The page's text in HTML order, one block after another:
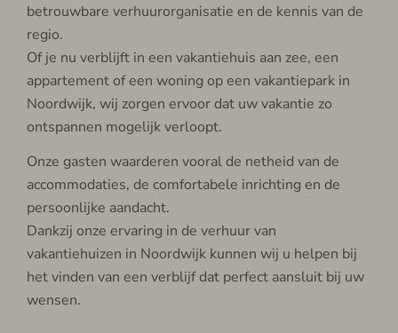
betrouwbare verhuurorganisatie en de kennis van de
regio.
Of je nu verblijft in een vakantiehuis aan zee, een
appartement of een woning op een vakantiepark in
Noordwijk, wij zorgen ervoor dat uw vakantie zo
ontspannen mogelijk verloopt.
Onze gasten waarderen vooral de netheid van de
accommodaties, de comfortabele inrichting en de
persoonlijke aandacht.
Dankzij onze ervaring in de verhuur van
vakantiehuizen in Noordwijk kunnen wij u helpen bij
het vinden van een verblijf dat perfect aansluit bij uw
wensen.